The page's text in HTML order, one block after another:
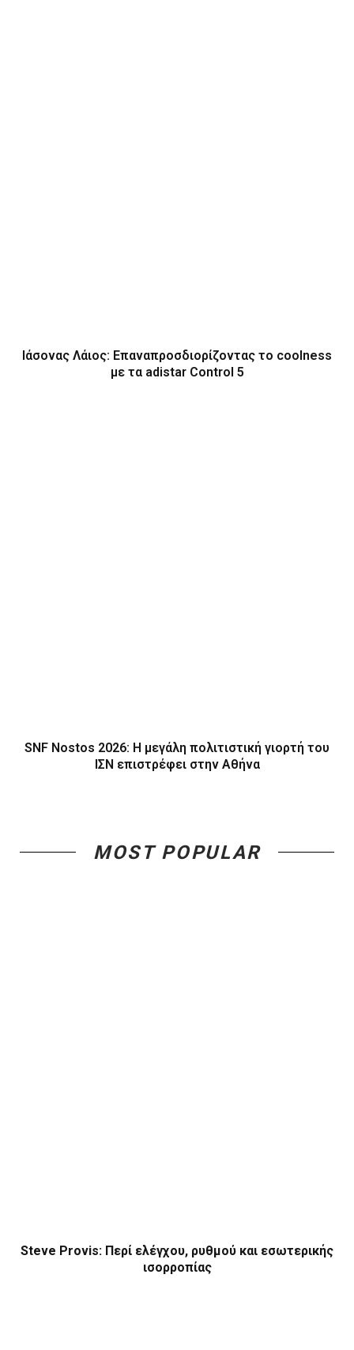
Ιάσονας Λάιος: Επαναπροσδιορίζοντας το coolness
με τα adistar Control 5
SNF Nostos 2026: Η μεγάλη πολιτιστική γιορτή του
ΙΣΝ επιστρέφει στην Αθήνα
MOST POPULAR
Steve Provis: Περί ελέγχου, ρυθμού και εσωτερικής
ισορροπίας